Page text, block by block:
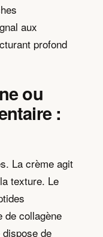
aux
profond
ou
:
La crème agit
texture. Le
de collagène
dispose de